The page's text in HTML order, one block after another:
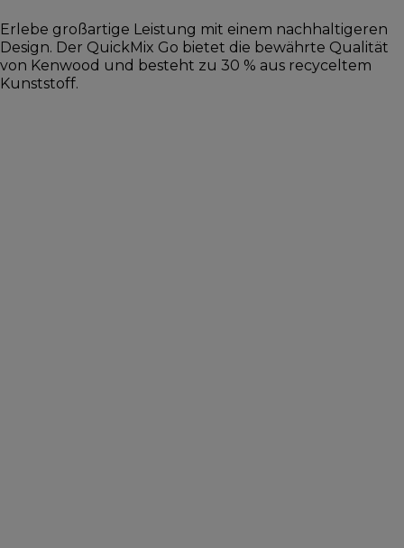
Erlebe großartige Leistung mit einem nachhaltigeren
Design. Der QuickMix Go bietet die bewährte Qualität
von Kenwood und besteht zu 30 % aus recyceltem
Kunststoff.